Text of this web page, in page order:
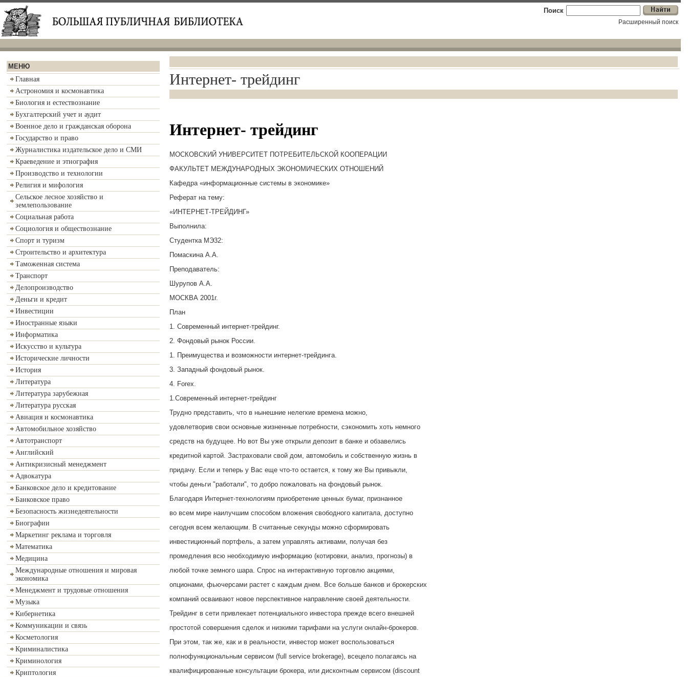
Поиск
Расширенный поиск
МЕНЮ
Главная
Астрономия и космонавтика
Биология и естествознание
Бухгалтерский учет и аудит
Военное дело и гражданская оборона
Государство и право
Журналистика издательское дело и СМИ
Краеведение и этнография
Производство и технологии
Религия и мифология
Сельское лесное хозяйство и
землепользование
Социальная работа
Социология и обществознание
Спорт и туризм
Строительство и архитектура
Таможенная система
Транспорт
Делопроизводство
Деньги и кредит
Инвестиции
Иностранные языки
Информатика
Искусство и культура
Исторические личности
История
Литература
Литература зарубежная
Литература русская
Авиация и космонавтика
Автомобильное хозяйство
Автотранспорт
Английский
Антикризисный менеджмент
Адвокатура
Банковское дело и кредитование
Банковское право
Безопасность жизнедеятельности
Биографии
Маркетинг реклама и торговля
Математика
Медицина
Международные отношения и мировая
экономика
Менеджмент и трудовые отношения
Музыка
Кибернетика
Коммуникации и связь
Косметология
Криминалистика
Криминология
Криптология
Интернет- трейдинг
Интернет- трейдинг
МОСКОВСКИЙ УНИВЕРСИТЕТ ПОТРЕБИТЕЛЬСКОЙ КООПЕРАЦИИ
ФАКУЛЬТЕТ МЕЖДУНАРОДНЫХ ЭКОНОМИЧЕСКИХ ОТНОШЕНИЙ
Кафедра «информационные системы в экономике»
Реферат на тему:
«ИНТЕРНЕТ-ТРЕЙДИНГ»
Выполнила:
Студентка МЭ32:
Помаскина А.А.
Преподаватель:
Шурупов А.А.
МОСКВА 2001г.
План
1. Современный интернет-трейдинг.
2. Фондовый рынок России.
1. Преимущества и возможности интернет-трейдинга.
3. Западный фондовый рынок.
4. Forex.
1.Современный интернет-трейдинг
Трудно представить, что в нынешние нелегкие времена можно,
удовлетворив свои основные жизненные потребности, сэкономить хоть немного
средств на будущее. Но вот Вы уже открыли депозит в банке и обзавелись
кредитной картой. Застраховали свой дом, автомобиль и собственную жизнь в
придачу. Если и теперь у Вас еще что-то остается, к тому же Вы привыкли,
чтобы деньги "работали", то добро пожаловать на фондовый рынок.
Благодаря Интернет-технологиям приобретение ценных бумаг, признанное
во всем мире наилучшим способом вложения свободного капитала, доступно
сегодня всем желающим. В считанные секунды можно сформировать
инвестиционный портфель, а затем управлять активами, получая без
промедления всю необходимую информацию (котировки, анализ, прогнозы) в
любой точке земного шара. Спрос на интерактивную торговлю акциями,
опционами, фьючерсами растет с каждым днем. Все больше банков и брокерских
компаний осваивают новое перспективное направление своей деятельности.
Трейдинг в сети привлекает потенциального инвестора прежде всего внешней
простотой совершения сделок и низкими тарифами на услуги онлайн-брокеров.
При этом, так же, как и в реальности, инвестор может воспользоваться
полнофункциональным сервисом (full service brokerage), всецело полагаясь на
квалифицированные консультации брокера, или дисконтным сервисом (discount